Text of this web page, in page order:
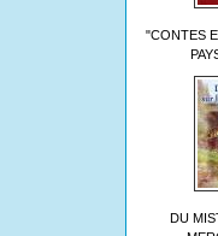
"CONTES
DU